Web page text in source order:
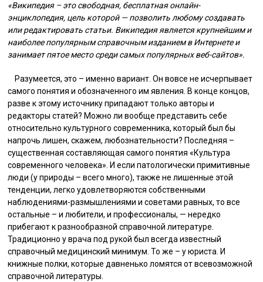
«Википедия – это свободная, бесплатная онлайн-
энциклопедия, цель которой — позволить любому создавать
или редактировать статьи. Википедия является крупнейшим и
наиболее популярным справочным изданием в Интернете и
занимает пятое место среди самых популярных веб-сайтов».
Разумеется, это – именно вариант. Он вовсе не исчерпывает
самого понятия и обозначенного им явления. В конце концов,
разве к этому источнику припадают только авторы и
редакторы статей? Можно ли вообще представить себе
относительно культурного современника, который был бы
напрочь лишен, скажем, любознательности? Последняя –
существенная составляющая самого понятия «Культура
современного человека». И если патологически примитивные
люди (у природы – всего много), также не лишенные этой
тенденции, легко удовлетворяются собственными
наблюдениями-размышлениями и советами равных, то все
остальные – и любители, и профессионалы, — нередко
прибегают к разнообразной справочной литературе.
Традиционно у врача под рукой был всегда известный
справочный медицинский минимум. То же – у юриста. И
книжные полки, которые давненько ломятся от всевозможной
справочной литературы.